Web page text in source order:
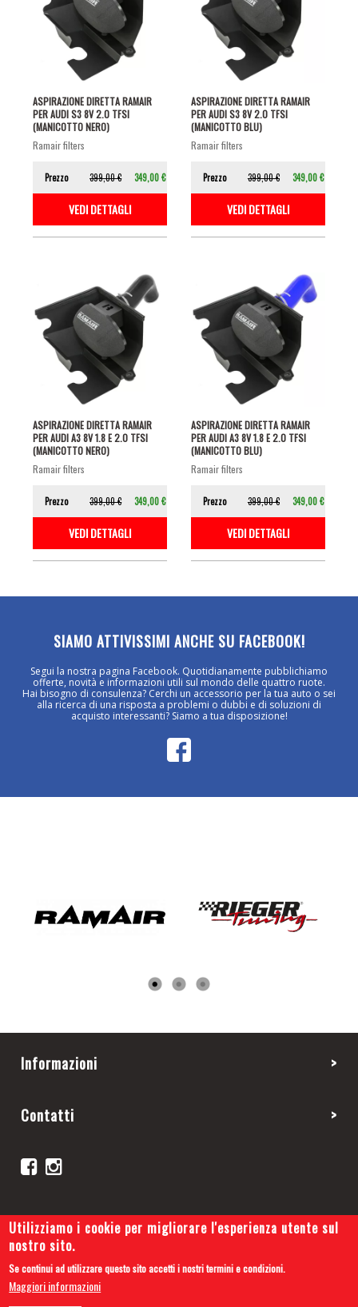
ASPIRAZIONE DIRETTA RAMAIR
PER AUDI S3 8V 2.0 TFSI
(MANICOTTO NERO)
ramair filters
Prezzo 399,00 € 349,00 €
VEDI DETTAGLI
ASPIRAZIONE DIRETTA RAMAIR
PER AUDI S3 8V 2.0 TFSI
(MANICOTTO BLU)
ramair filters
Prezzo 399,00 € 349,00 €
VEDI DETTAGLI
ASPIRAZIONE DIRETTA RAMAIR
PER AUDI A3 8V 1.8 E 2.0 TFSI
(MANICOTTO NERO)
ramair filters
Prezzo 399,00 € 349,00 €
VEDI DETTAGLI
ASPIRAZIONE DIRETTA RAMAIR
PER AUDI A3 8V 1.8 E 2.0 TFSI
(MANICOTTO BLU)
ramair filters
Prezzo 399,00 € 349,00 €
VEDI DETTAGLI
SIAMO ATTIVISSIMI ANCHE SU FACEBOOK!
Segui la nostra pagina Facebook. Quotidianamente pubblichiamo
offerte, novità e informazioni utili sul mondo delle quattro ruote.
Hai bisogno di consulenza? Cerchi un accessorio per la tua auto o sei
alla ricerca di una risposta a problemi o dubbi e di soluzioni di
acquisto interessanti? Siamo a tua disposizione!
Informazioni
Contatti
Copyright 2019 © Cars and Tips
Utilizziamo i cookie per migliorare l'esperienza utente sul
nostro sito.
Se continui ad utilizzare questo sito accetti i nostri termini e condizioni.
Maggiori informazioni